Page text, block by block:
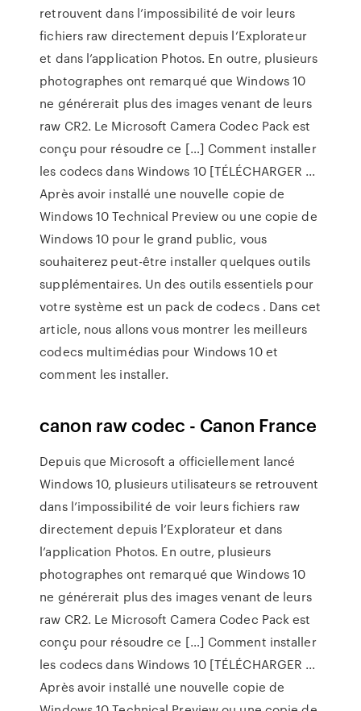
retrouvent dans l’impossibilité de voir leurs
fichiers raw directement depuis l’Explorateur
et dans l’application Photos. En outre, plusieurs
photographes ont remarqué que Windows 10
ne générerait plus des images venant de leurs
raw CR2. Le Microsoft Camera Codec Pack est
conçu pour résoudre ce […] Comment installer
les codecs dans Windows 10 [TÉLÉCHARGER ...
Après avoir installé une nouvelle copie de
Windows 10 Technical Preview ou une copie de
Windows 10 pour le grand public, vous
souhaiterez peut-être installer quelques outils
supplémentaires. Un des outils essentiels pour
votre système est un pack de codecs . Dans cet
article, nous allons vous montrer les meilleurs
codecs multimédias pour Windows 10 et
comment les installer.
canon raw codec - Canon France
Depuis que Microsoft a officiellement lancé
Windows 10, plusieurs utilisateurs se retrouvent
dans l’impossibilité de voir leurs fichiers raw
directement depuis l’Explorateur et dans
l’application Photos. En outre, plusieurs
photographes ont remarqué que Windows 10
ne générerait plus des images venant de leurs
raw CR2. Le Microsoft Camera Codec Pack est
conçu pour résoudre ce […] Comment installer
les codecs dans Windows 10 [TÉLÉCHARGER ...
Après avoir installé une nouvelle copie de